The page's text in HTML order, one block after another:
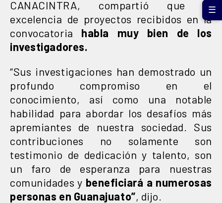
CANACINTRA, compartió que la
excelencia de proyectos recibidos en la
convocatoria habla muy bien de los
investigadores.
“Sus investigaciones han demostrado un
profundo compromiso en el
conocimiento, así como una notable
habilidad para abordar los desafíos más
apremiantes de nuestra sociedad. Sus
contribuciones no solamente son
testimonio de dedicación y talento, son
un faro de esperanza para nuestras
comunidades y beneficiará a numerosas
personas en Guanajuato”, dijo.
☰